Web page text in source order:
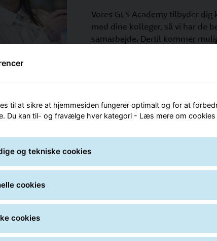
Vores GLS Academy tilbyder
med dine kolleger, så vi har de
samarbejde. Dertil kommer
fokuserer på at udvikle dine
de bedste resultater. I
vi vores kolleger til at dele,
kan vi blive ved med at udvikle
dine kolleger holder af at være.
til arbejdslyst.
på GLS Læringsdage.
to dage på at lære
til at sikre at hjemmesiden fungerer optimalt og for at
Du kan til- og fravælge hver kategori - Læs mere om cookies
og tekniske cookies
cookies
cookies